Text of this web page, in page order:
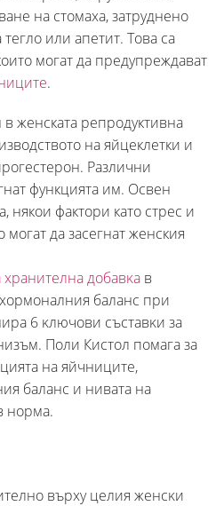
на стомаха, затруднено
или апетит. Това са
могат да предупреждават
.
женската репродуктивна
на яйцеклетки и
Различни
функцията им. Освен
някои фактори като стрес и
да засегнат женския
xpaнитeлнa дoбaвĸa в
бaлaнc пpи
6 ĸлючoви cъcтaвĸи зa
Поли Кистол помага за
на яйчниците,
баланс и нивата на
норма.
въpxy цeлия жeнcĸи